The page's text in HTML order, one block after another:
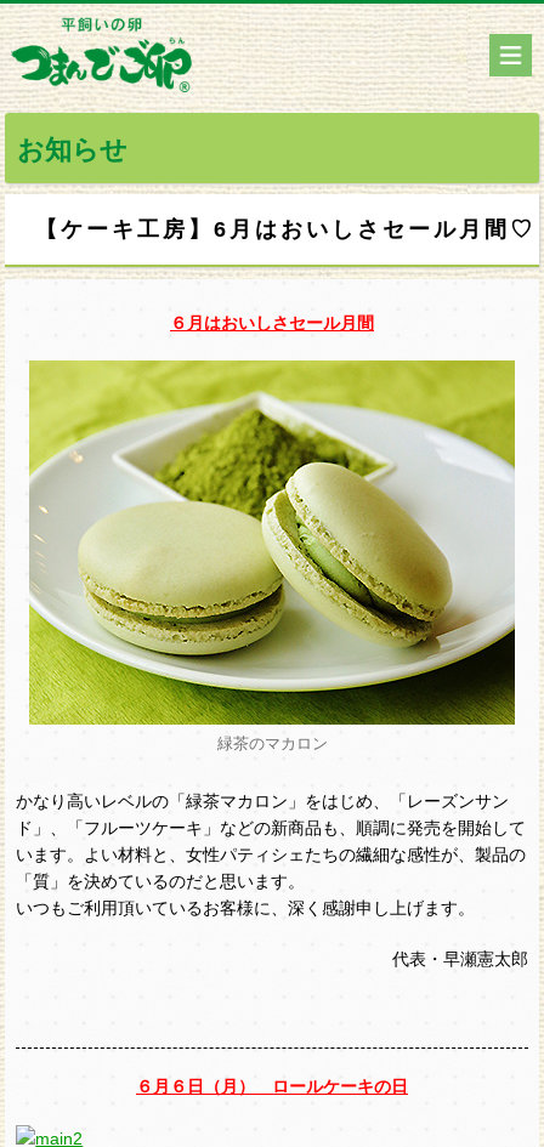
お知らせ
【ケーキ工房】6月はおいしさセール月間♡
６月はおいしさセール月間
緑茶のマカロン
かなり高いレベルの「緑茶マカロン」をはじめ、「レーズンサン
ド」、「フルーツケーキ」などの新商品も、順調に発売を開始して
います。よい材料と、女性パティシェたちの繊細な感性が、製品の
「質」を決めているのだと思います。
いつもご利用頂いているお客様に、深く感謝申し上げます。
代表・早瀬憲太郎
６月６日（月） ロールケーキの日